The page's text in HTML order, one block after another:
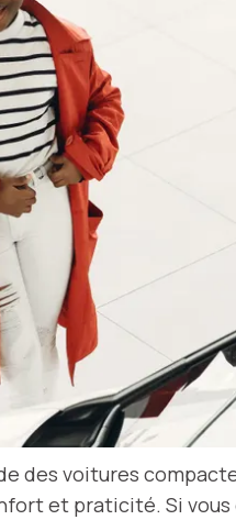
des voitures
et praticité. Si